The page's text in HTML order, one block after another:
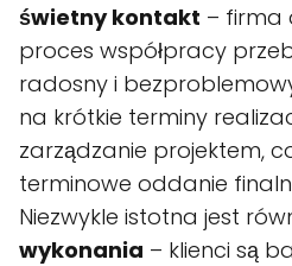
świetny kontakt – firma
proces współpracy
radosny i
na krótkie terminy
zarządzanie projektem,
terminowe oddanie
Niezwykle istotna jest
wykonania – klienci są